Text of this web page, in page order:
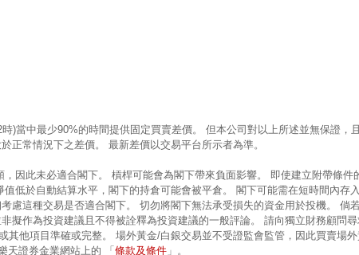
)當中最少90%的時間提供固定買賣差價。 但本公司對以上所述並無保證，
正常情況下之差價。 最新差價以交易平台所示者為準。
因此未必適合閣下。 槓桿可能會為閣下帶來負面影響。 即使建立附帶條
低於自動結算水平，閣下的持倉可能會被平倉。 閣下可能需在短時間內存
慮這種交易是否適合閣下。 切勿將閣下無法承受損失的資金用於投機。 倘
作為投資建議且不得被詮釋為投資建議的一般評論。 請向獨立財務顧問
他項目準確或完整。 場外黃金/白銀交易並不受證監會監管，因此買賣場
天證券金業網站上的 「 條款及條件 」。